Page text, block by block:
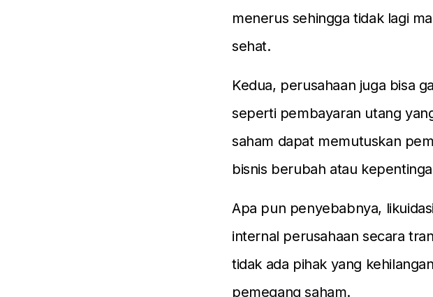
menerus sehingga tidak lagi
sehat.
Kedua, perusahaan juga bisa
seperti pembayaran utang
saham dapat memutuskan
bisnis berubah atau
Apa pun penyebabnya,
internal perusahaan secara
tidak ada pihak yang
pemegang saham.